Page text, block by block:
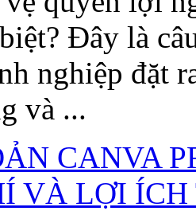
Đây là
nghiệp đặt
và ...
CANVA
VÀ LỢI